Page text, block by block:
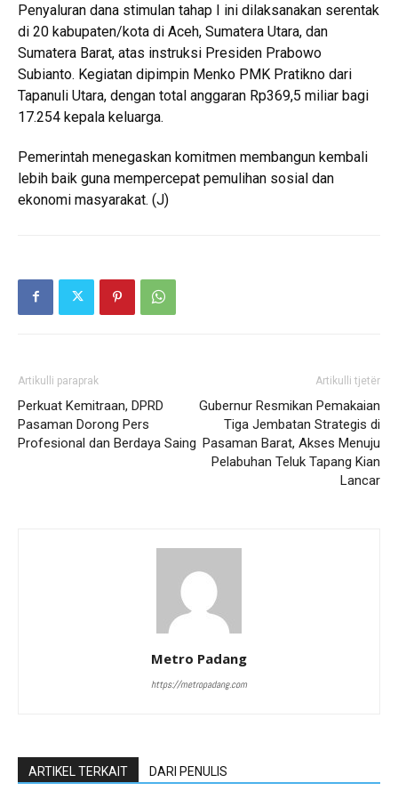
Penyaluran dana stimulan tahap I ini dilaksanakan serentak
di 20 kabupaten/kota di Aceh, Sumatera Utara, dan
Sumatera Barat, atas instruksi Presiden Prabowo
Subianto. Kegiatan dipimpin Menko PMK Pratikno dari
Tapanuli Utara, dengan total anggaran Rp369,5 miliar bagi
17.254 kepala keluarga.
Pemerintah menegaskan komitmen membangun kembali
lebih baik guna mempercepat pemulihan sosial dan
ekonomi masyarakat. (J)
Artikulli paraprak
Perkuat Kemitraan, DPRD
Pasaman Dorong Pers
Profesional dan Berdaya Saing
Artikulli tjetër
Gubernur Resmikan Pemakaian
Tiga Jembatan Strategis di
Pasaman Barat, Akses Menuju
Pelabuhan Teluk Tapang Kian
Lancar
Metro Padang
https://metropadang.com
ARTIKEL TERKAIT DARI PENULIS